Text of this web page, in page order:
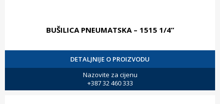
BUŠILICA PNEUMATSKA – 1515 1/4”
DETALJNIJE O PROIZVODU
Nazovite za cijenu
+387 32 460 333